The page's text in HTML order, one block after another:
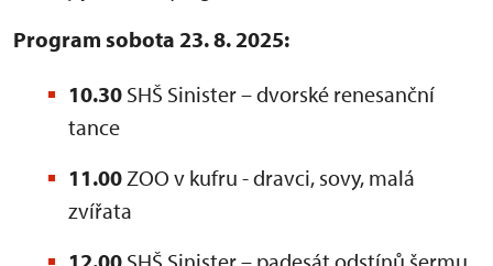
Program sobota 23. 8. 2025:
10.30 SHŠ Sinister – dvorské renesanční
tance
11.00ZOO v kufru - dravci, sovy, malá
zvířata